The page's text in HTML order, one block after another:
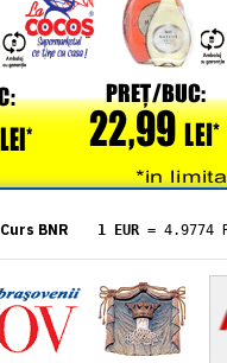
Curs BNR 1 EUR = 4.9774
= 5.8304
1 XAU= 464.4611
1 AED= 1.1933
1 AUD= 2.7957
1 BGN= 2.5449